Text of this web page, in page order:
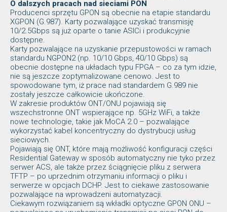
O dalszych pracach nad sieciami PON
Producenci sprzętu GPON są obecnie na etapie standardu
XGPON (G.987). Karty pozwalające uzyskać transmisję
10/2.5Gbps są już oparte o tanie ASICi i produkcyjnie
dostępne.
Karty pozwalające na uzyskanie przepustowości w ramach
standardu NGPON2 (np. 10/10 Gbps, 40/10 Gbps) są
obecnie dostępne na układach typu FPGA – co za tym idzie,
nie są jeszcze zoptymalizowane cenowo. Jest to
spowodowane tym, iż prace nad standardem G.989 nie
zostały jeszcze całkowicie ukończone.
W zakresie produktów ONT/ONU pojawiają się
wszechstronne ONT wspierające np. 5GHz WiFi, a także
nowe technologie, takie jak MoCA 2.0 – pozwalające
wykorzystać kabel koncentryczny do dystrybucji usług
sieciowych.
Pojawiają się ONT, które mają możliwość konfiguracji części
Residential Gateway w sposób automatyczny nie tyko przez
serwer ACS, ale także przez ściągnięcie pliku z serwera
TFTP – po uprzednim otrzymaniu informacji o pliku i
serwerze w opcjach DCHP. Jest to ciekawe zastosowanie
pozwalające na wprowadzeni automatyzacji.
Ciekawym rozwiązaniem są wkładki optyczne GPON ONU –